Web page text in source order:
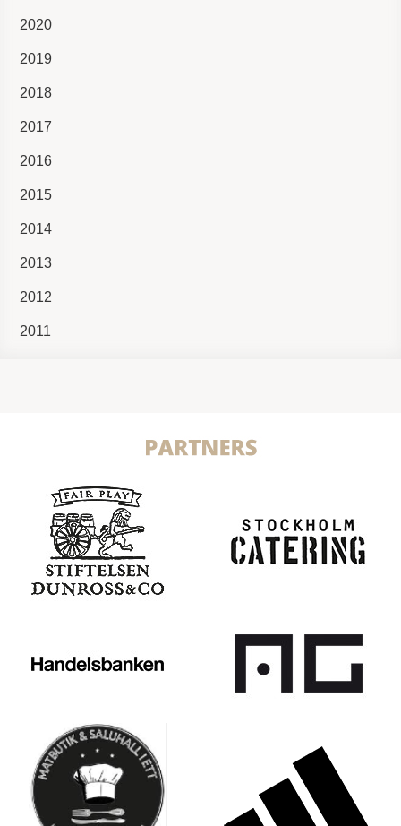
2020
2019
2018
2017
2016
2015
2014
2013
2012
2011